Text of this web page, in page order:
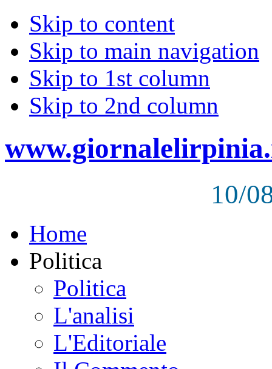
Skip to content
Skip to main navigation
Skip to 1st column
Skip to 2nd column
10/
Home
Politica
Politica
L'analisi
L'Editoriale